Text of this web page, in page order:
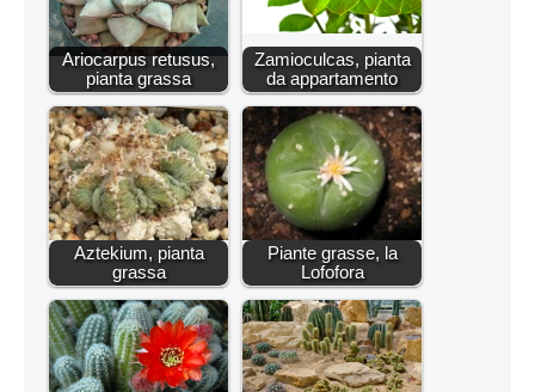
Ariocarpus retusus,
pianta grassa
Zamioculcas, pianta
da appartamento
Aztekium, pianta
grassa
Piante grasse, la
Lofofora